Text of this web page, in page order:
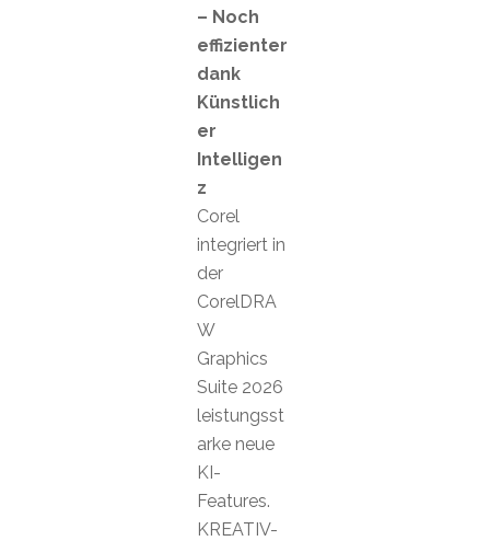
– Noch
effizienter
dank
Künstlich
er
Intelligen
z
Corel
integriert in
der
CorelDRA
W
Graphics
Suite 2026
leistungsst
arke neue
KI-
Features.
KREATIV-